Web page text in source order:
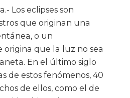
Los eclipses son
que originan una
o un
que la luz no sea
En el último siglo
de estos fenómenos, 40
de ellos, como el de